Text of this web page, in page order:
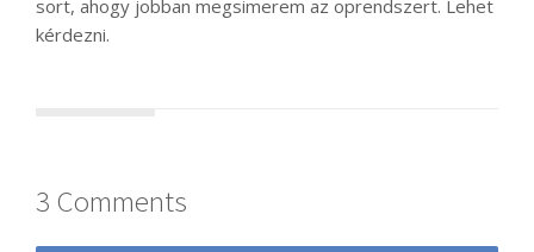
sort, ahogy jobban megsimerem az oprendszert. Lehet
kérdezni.
3 Comments